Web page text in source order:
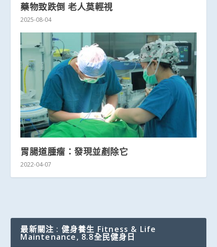
藥物致跌倒 老人莫輕視
2025-08-04
胃腸道腫瘤：發現並剷除它
2022-04-07
最新關注 : 健身養生 Fitness & Life
Maintenance, 8.8全民健身日